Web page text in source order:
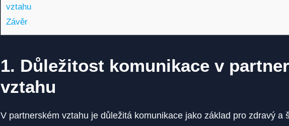
vztahu
Závěr
1. Důležitost komunikace v
vztahu
V partnerském vztahu je důležitá komunikace jako základ pro zdravý a